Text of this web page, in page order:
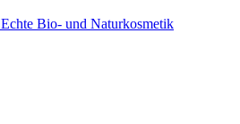
Echte Bio- und Naturkosmetik